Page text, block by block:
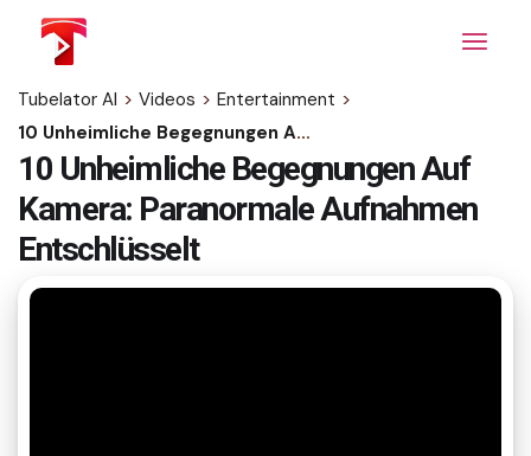
content
Tubelator AI > Videos > Entertainment >
10 Unheimliche Begegnungen Auf Kamera: Paranormale Aufnahmen Entschlüsselt
10 Unheimliche Begegnungen Auf
Kamera: Paranormale Aufnahmen
Entschlüsselt